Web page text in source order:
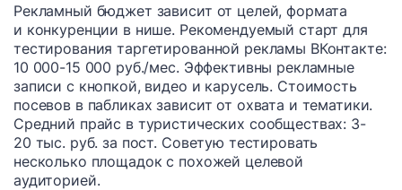
Рекламный бюджет зависит от целей, формата
и конкуренции в нише. Рекомендуемый старт для
тестирования таргетированной рекламы ВКонтакте:
10 000-15 000 руб./мес. Эффективны рекламные
записи с кнопкой, видео и карусель. Стоимость
посевов в пабликах зависит от охвата и тематики.
Средний прайс в туристических сообществах: 3-
20 тыс. руб. за пост. Советую тестировать
несколько площадок с похожей целевой
аудиторией.